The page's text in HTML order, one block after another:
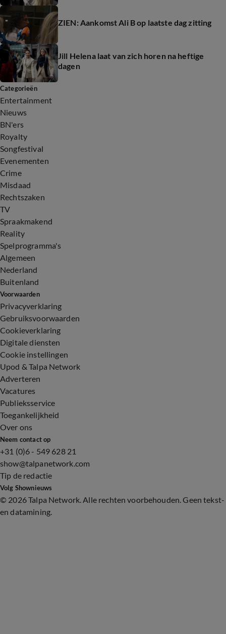
ZIEN: Aankomst Ali B op laatste dag zitting
Jill Helena laat van zich horen na heftige
dagen
Categorieën
Entertainment
Nieuws
BN'ers
Royalty
Songfestival
Evenementen
Crime
Misdaad
Rechtszaken
TV
Spraakmakend
Reality
Spelprogramma's
Algemeen
Nederland
Buitenland
Voorwaarden
Privacyverklaring
Gebruiksvoorwaarden
Cookieverklaring
Digitale diensten
Cookie instellingen
Upod & Talpa Network
Adverteren
Vacatures
Publieksservice
Toegankelijkheid
Over ons
Neem contact op
+31 (0)6 - 549 628 21
show@talpanetwork.com
Tip de redactie
Volg Shownieuws
© 2026 Talpa Network. Alle rechten voorbehouden. Geen tekst-
en datamining.